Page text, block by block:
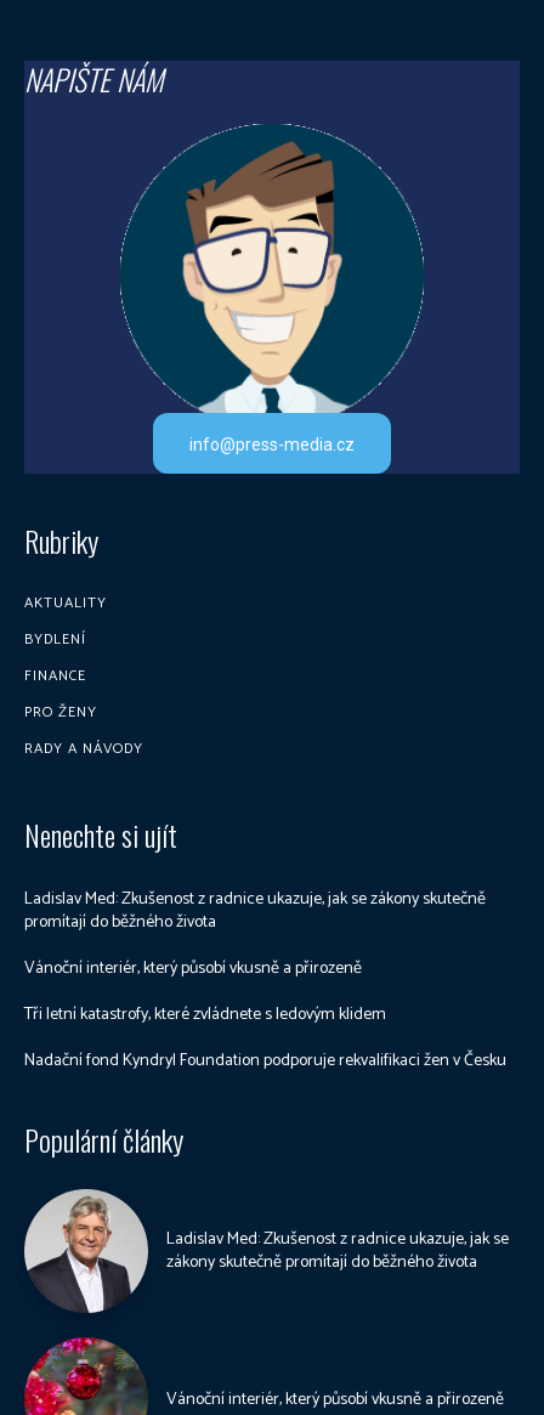
NAPIŠTE NÁM
info@press-media.cz
Rubriky
AKTUALITY
BYDLENÍ
FINANCE
PRO ŽENY
RADY A NÁVODY
Nenechte si ujít
Ladislav Med: Zkušenost z radnice ukazuje, jak se zákony skutečně
promítají do běžného života
Vánoční interiér, který působí vkusně a přirozeně
Tři letní katastrofy, které zvládnete s ledovým klidem
Nadační fond Kyndryl Foundation podporuje rekvalifikaci žen v Česku
Populární články
Ladislav Med: Zkušenost z radnice ukazuje, jak se
zákony skutečně promítají do běžného života
Vánoční interiér, který působí vkusně a přirozeně